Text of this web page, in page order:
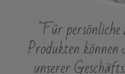
"Für
Produkten
unserer